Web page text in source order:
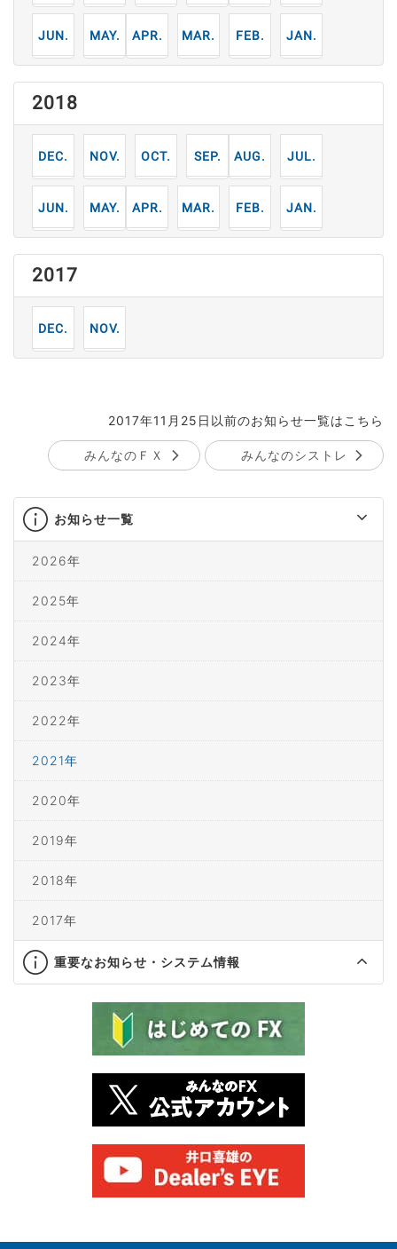
6月 5月 4月 3月 2月 1月
2018
12月 11月 10月 9月 8月 7月
6月 5月 4月 3月 2月 1月
2017
12月 11月
2017年11月25日以前のお知らせ一覧はこちら
みんなのＦＸ みんなのシストレ
お知らせ一覧
2026年
2025年
2024年
2023年
2022年
2021年
2020年
2019年
2018年
2017年
重要なお知らせ・システム情報